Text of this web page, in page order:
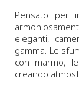
Pensato per
eleganti,
gamma. Le
con marmo,
creando